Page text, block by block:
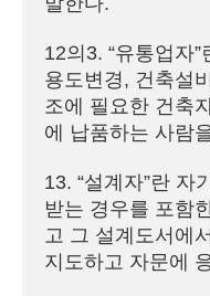
12의3. “유통업자
용도변경, 건축설
조에 필요한 건축
에 납품하는 사람
13. “설계자”란 자
받는 경우를 포함
고 그 설계도서에
지도하고 자문에